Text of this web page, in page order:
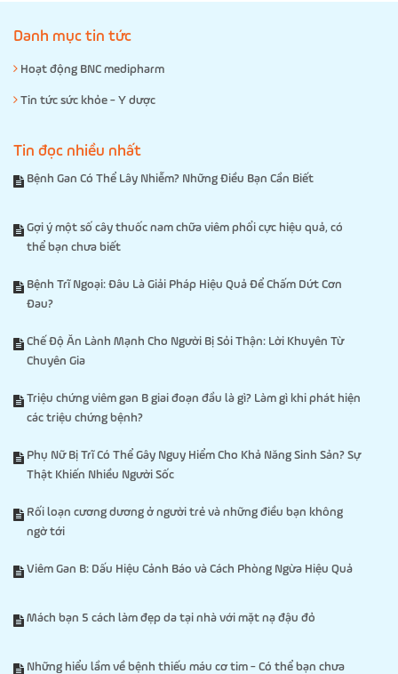
Danh mục tin tức
Hoạt động BNC medipharm
Tin tức sức khỏe - Y dược
Tin đọc nhiều nhất
Bệnh Gan Có Thể Lây Nhiễm? Những Điều Bạn Cần Biết
Gợi ý một số cây thuốc nam chữa viêm phổi cực hiệu quả, có
thể bạn chưa biết
Bệnh Trĩ Ngoại: Đâu Là Giải Pháp Hiệu Quả Để Chấm Dứt Cơn
Đau?
Chế Độ Ăn Lành Mạnh Cho Người Bị Sỏi Thận: Lời Khuyên Từ
Chuyên Gia
Triệu chứng viêm gan B giai đoạn đầu là gì? Làm gì khi phát hiện
các triệu chứng bệnh?
Phụ Nữ Bị Trĩ Có Thể Gây Nguy Hiểm Cho Khả Năng Sinh Sản? Sự
Thật Khiến Nhiều Người Sốc
Rối loạn cương dương ở người trẻ và những điều bạn không
ngờ tới
Viêm Gan B: Dấu Hiệu Cảnh Báo và Cách Phòng Ngừa Hiệu Quả
Mách bạn 5 cách làm đẹp da tại nhà với mặt nạ đậu đỏ
Những hiểu lầm về bệnh thiếu máu cơ tim - Có thể bạn chưa